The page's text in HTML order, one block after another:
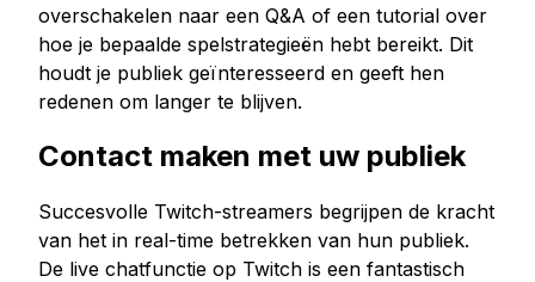
overschakelen naar een Q&A of een tutorial over
hoe je bepaalde spelstrategieën hebt bereikt. Dit
houdt je publiek geïnteresseerd en geeft hen
redenen om langer te blijven.
Contact maken met uw publiek
Succesvolle Twitch-streamers begrijpen de kracht
van het in real-time betrekken van hun publiek.
De live chatfunctie op Twitch is een fantastisch